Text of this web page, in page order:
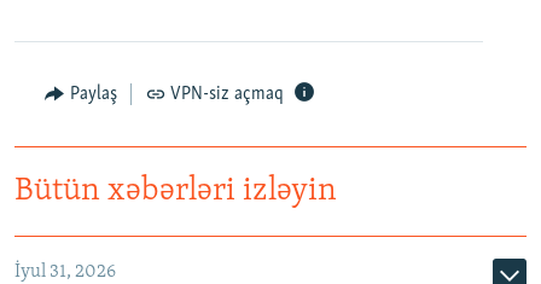
Paylaş VPN-siz açmaq
Bütün xəbərləri izləyin
İyul 31, 2026